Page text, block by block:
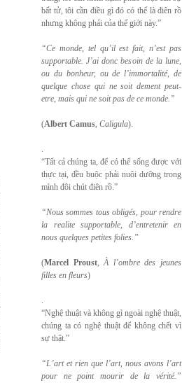
bất tử, tôi cần điều gì đó có thể là điên rồ
nhưng không phải của thế giới này.”
“Ce monde, tel qu’il est fait, n’est pas
supportable. J’ai donc besoin de la lune,
ou du bonheur, ou de l’immortalité, de
quelque chose qui ne soit dement peut-
etre, mais qui ne soit pas de ce monde.”
(Albert Camus, Caligula).
.
“Tất cả chúng ta, để có thể sống được với
thực tại, đều buộc phải nuôi dưỡng trong
mình đôi chút điên rồ.”
“Nous sommes tous obligés, pour rendre
la realite supportable, d’entretenir en
nous quelques petites folies.”
(Marcel Proust,À l’ombre des jeunes
filles en fleurs)
.
“Nghệ thuật và không gì ngoài nghệ thuật,
chúng ta có nghệ thuật để không chết vì
sự thật.”
“L’art et rien que l’art, nous avons l’art
pour ne point mourir de la vérité.”